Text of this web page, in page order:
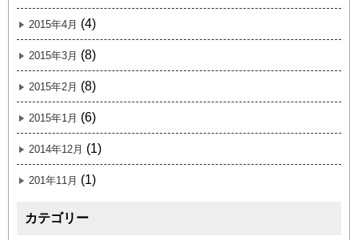
2015年4月 (4)
2015年3月 (8)
2015年2月 (8)
2015年1月 (6)
2014年12月 (1)
201年11月 (1)
カテゴリー